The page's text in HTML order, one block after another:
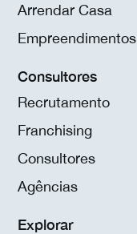
Arrendar Casa
Empreendimentos
Consultores
Recrutamento
Franchising
Consultores
Agências
Explorar